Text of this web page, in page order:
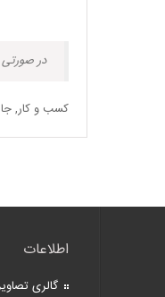
در صورتی
کسب و کار,
اطلاعات
گالری